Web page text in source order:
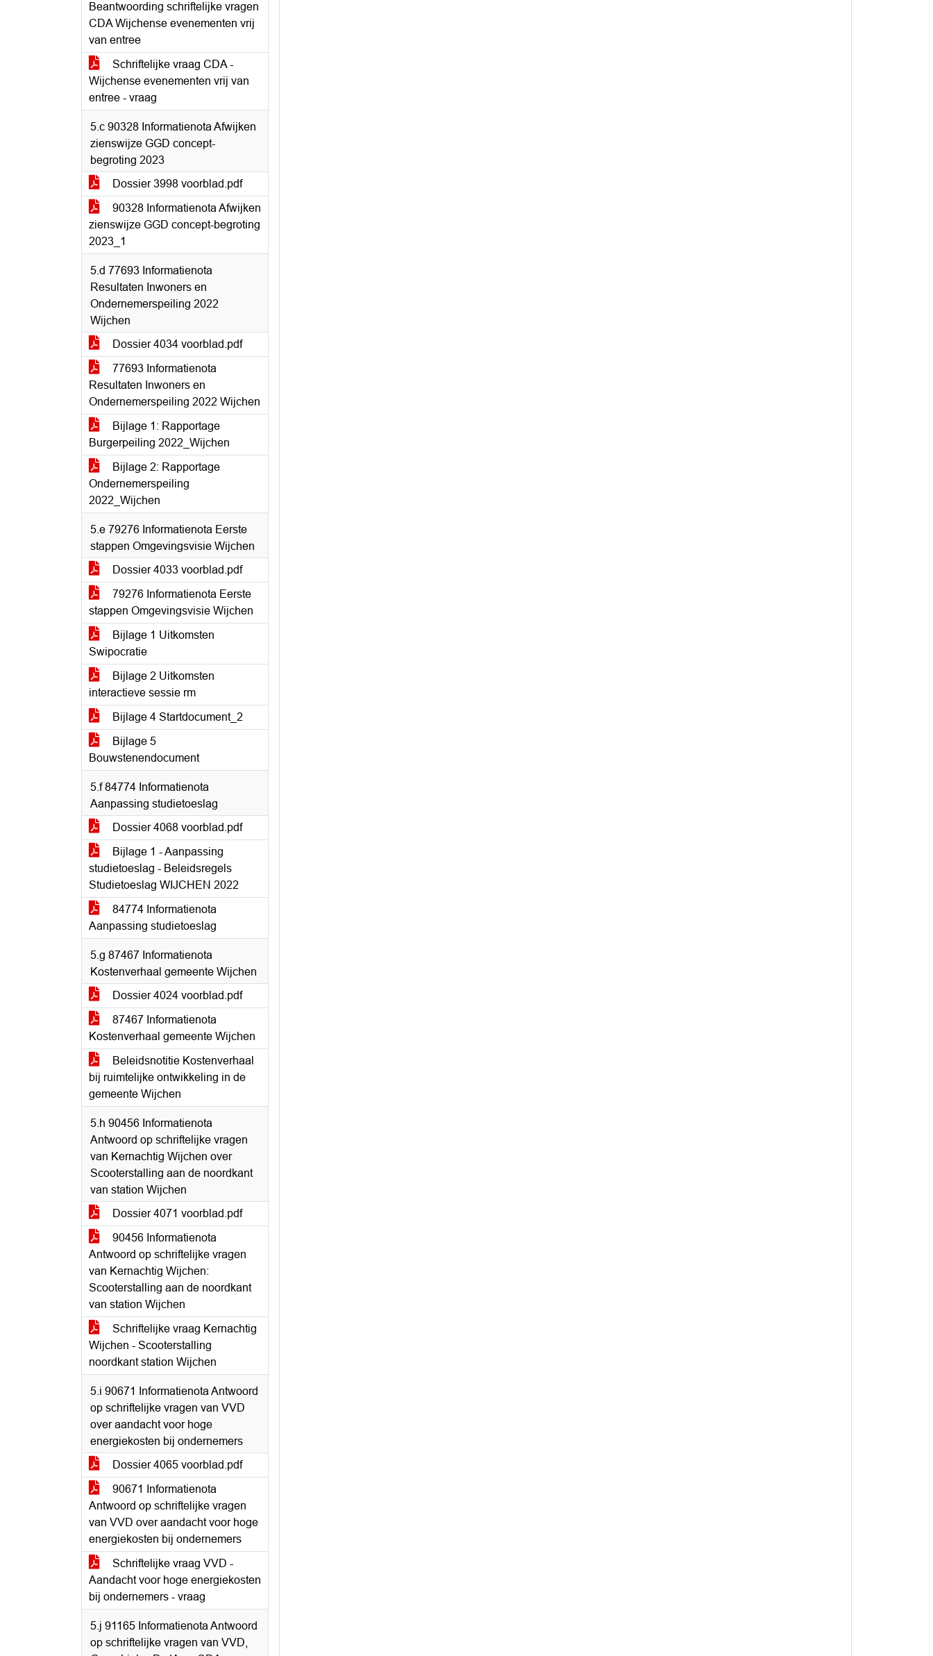
Beantwoording schriftelijke vragen
CDA Wijchense evenementen vrij
van entree
Schriftelijke vraag CDA -
Wijchense evenementen vrij van
entree - vraag
5.c 90328 Informatienota Afwijken
zienswijze GGD concept-
begroting 2023
Dossier 3998 voorblad.pdf
90328 Informatienota Afwijken
zienswijze GGD concept-begroting
2023_1
5.d 77693 Informatienota
Resultaten Inwoners en
Ondernemerspeiling 2022
Wijchen
Dossier 4034 voorblad.pdf
77693 Informatienota
Resultaten Inwoners en
Ondernemerspeiling 2022 Wijchen
Bijlage 1: Rapportage
Burgerpeiling 2022_Wijchen
Bijlage 2: Rapportage
Ondernemerspeiling
2022_Wijchen
5.e 79276 Informatienota Eerste
stappen Omgevingsvisie Wijchen
Dossier 4033 voorblad.pdf
79276 Informatienota Eerste
stappen Omgevingsvisie Wijchen
Bijlage 1 Uitkomsten
Swipocratie
Bijlage 2 Uitkomsten
interactieve sessie rm
Bijlage 4 Startdocument_2
Bijlage 5
Bouwstenendocument
5.f 84774 Informatienota
Aanpassing studietoeslag
Dossier 4068 voorblad.pdf
Bijlage 1 - Aanpassing
studietoeslag - Beleidsregels
Studietoeslag WIJCHEN 2022
84774 Informatienota
Aanpassing studietoeslag
5.g 87467 Informatienota
Kostenverhaal gemeente Wijchen
Dossier 4024 voorblad.pdf
87467 Informatienota
Kostenverhaal gemeente Wijchen
Beleidsnotitie Kostenverhaal
bij ruimtelijke ontwikkeling in de
gemeente Wijchen
5.h 90456 Informatienota
Antwoord op schriftelijke vragen
van Kernachtig Wijchen over
Scooterstalling aan de noordkant
van station Wijchen
Dossier 4071 voorblad.pdf
90456 Informatienota
Antwoord op schriftelijke vragen
van Kernachtig Wijchen:
Scooterstalling aan de noordkant
van station Wijchen
Schriftelijke vraag Kernachtig
Wijchen - Scooterstalling
noordkant station Wijchen
5.i 90671 Informatienota Antwoord
op schriftelijke vragen van VVD
over aandacht voor hoge
energiekosten bij ondernemers
Dossier 4065 voorblad.pdf
90671 Informatienota
Antwoord op schriftelijke vragen
van VVD over aandacht voor hoge
energiekosten bij ondernemers
Schriftelijke vraag VVD -
Aandacht voor hoge energiekosten
bij ondernemers - vraag
5.j 91165 Informatienota Antwoord
op schriftelijke vragen van VVD,